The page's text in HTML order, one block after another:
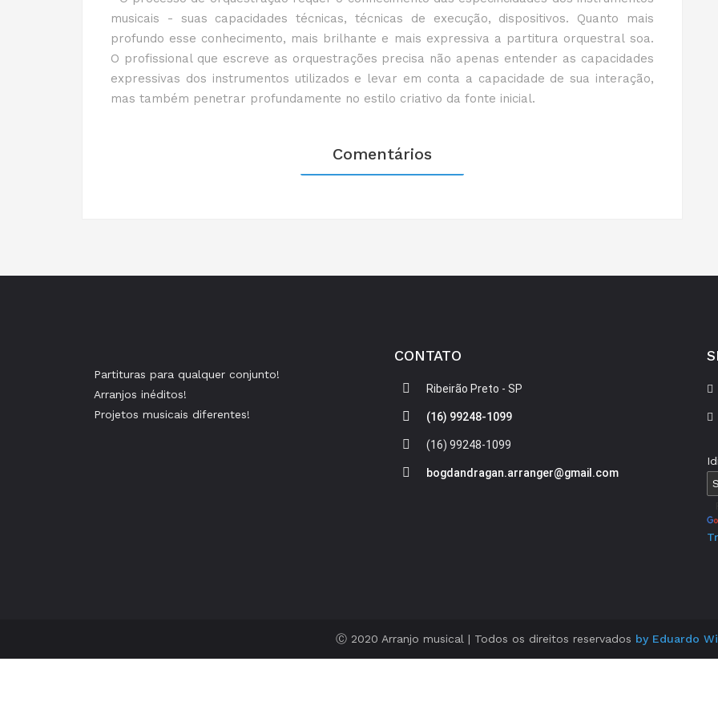
musicais - suas capacidades técnicas, técnicas de execução, dispositivos. Quanto mais
profundo esse conhecimento, mais brilhante e mais expressiva a partitura orquestral soa.
O profissional que escreve as orquestrações precisa não apenas entender as capacidades
expressivas dos instrumentos utilizados e levar em conta a capacidade de sua interação,
mas também penetrar profundamente no estilo criativo da fonte inicial.
Comentários
Partituras para qualquer conjunto!
Arranjos inéditos!
Projetos musicais diferentes!
CONTATO
Ribeirão Preto - SP
(16) 99248-1099
(16) 99248-1099
bogdandragan.arranger@gmail.com
Ⓒ 2020 Arranjo musical | Todos os direitos reservados by Eduardo